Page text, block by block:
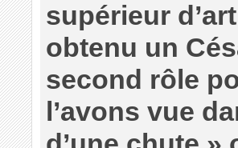
supérieur
obtenu un
second rôle
l’avons vue